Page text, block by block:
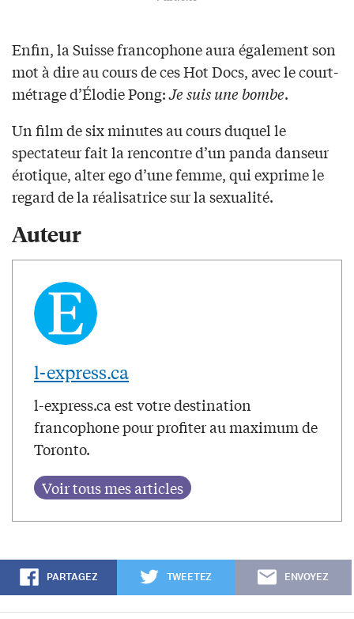
Enfin, la Suisse francophone aura également son
mot à dire au cours de ces Hot Docs, avec le court-
métrage d’Élodie Pong:Je suis une bombe.
Un film de six minutes au cours duquel le
spectateur fait la rencontre d’un panda danseur
érotique, alter ego d’une femme, qui exprime le
regard de la réalisatrice sur la sexualité.
Auteur
l-express.ca
l-express.ca est votre destination
francophone pour profiter au maximum de
Toronto.
PARTAGEZ TWEETEZ ENVOYEZ